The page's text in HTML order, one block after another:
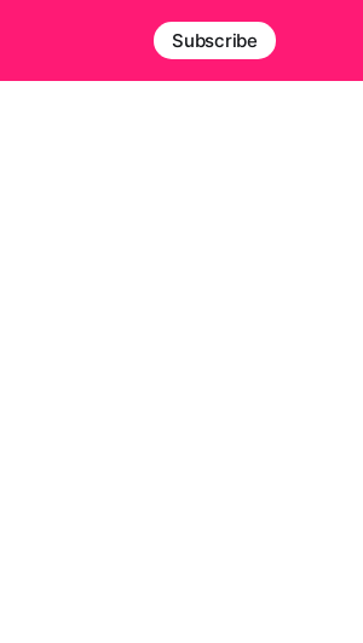
Subscribe